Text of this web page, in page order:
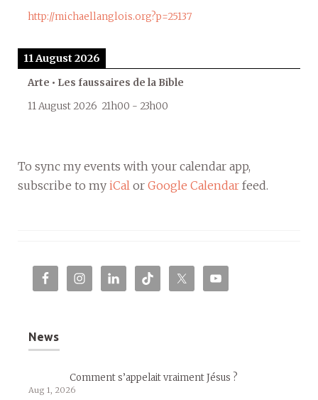
http://michaellanglois.org?p=25137
11 August 2026
Arte • Les faussaires de la Bible
11 August 2026 21h00 - 23h00
To sync my events with your calendar app,
subscribe to my iCal or Google Calendar feed.
News
Comment s’appelait vraiment Jésus ?
Aug 1, 2026